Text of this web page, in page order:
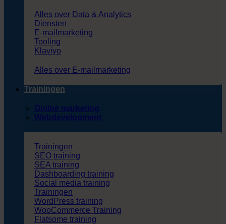
Alles over Data & Analytics
Diensten
E-mailmarketing
Tooling
Klaviyo
Alles over E-mailmarketing
Trainingen
Online marketing
Webdevelopment
Trainingen
SEO training
SEA training
Dashboarding training
Social media training
Trainingen
WordPress training
WooCommerce Training
Flatsome training